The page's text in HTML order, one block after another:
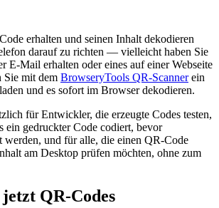
erhalten und seinen Inhalt dekodieren
darauf zu richten — vielleicht haben Sie
E-Mail erhalten oder eines auf einer Webseite
mit dem BrowseryTools QR-Scannerein
und es sofort im Browser dekodieren.
für Entwickler, die erzeugte Codes testen,
ein gedruckter Code codiert, bevor
werden, und für alle, die einen QR-Code
am Desktop prüfen möchten, ohne zum
QR-Codes